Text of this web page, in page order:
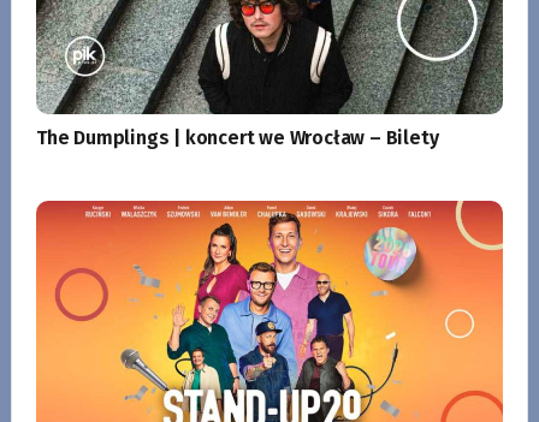
The Dumplings | koncert we Wrocław – Bilety